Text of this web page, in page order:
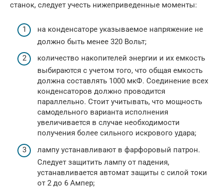
станок, следует учесть нижеприведенные моменты:
на конденсаторе указываемое напряжение не
должно быть менее 320 Вольт;
количество накопителей энергии и их емкость
выбираются с учетом того, что общая емкость
должна составлять 1000 мкФ. Соединение всех
конденсаторов должно проводится
параллельно. Стоит учитывать, что мощность
самодельного варианта исполнения
увеличивается в случае необходимости
получения более сильного искрового удара;
лампу устанавливают в фарфоровый патрон.
Следует защитить лампу от падения,
устанавливается автомат защиты с силой токи
от 2 до 6 Ампер;